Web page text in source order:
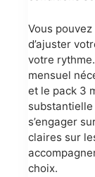
Vous
d’ajuster
votre
mensuel
et le pack 3
s’engager
claires sur
choix.